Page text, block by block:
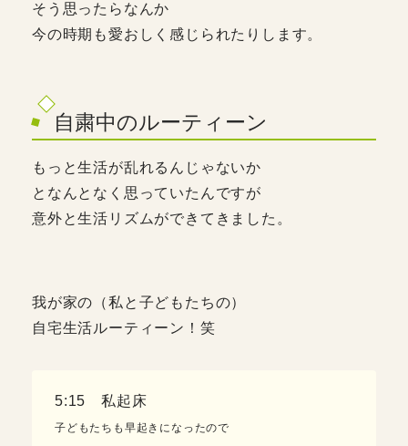
そう思ったらなんか
今の時期も愛おしく感じられたりします。
自粛中のルーティーン
もっと生活が乱れるんじゃないか
となんとなく思っていたんですが
意外と生活リズムができてきました。
我が家の（私と子どもたちの）
自宅生活ルーティーン！笑
5:15 私起床
子どもたちも早起きになったので